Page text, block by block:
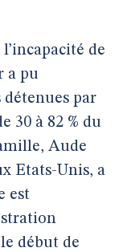
de
a pu
détenues par
30 à 82 % du
Aude
Etats-Unis, a
est
début de